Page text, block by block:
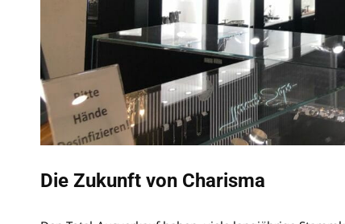
Die Zukunft von Charisma